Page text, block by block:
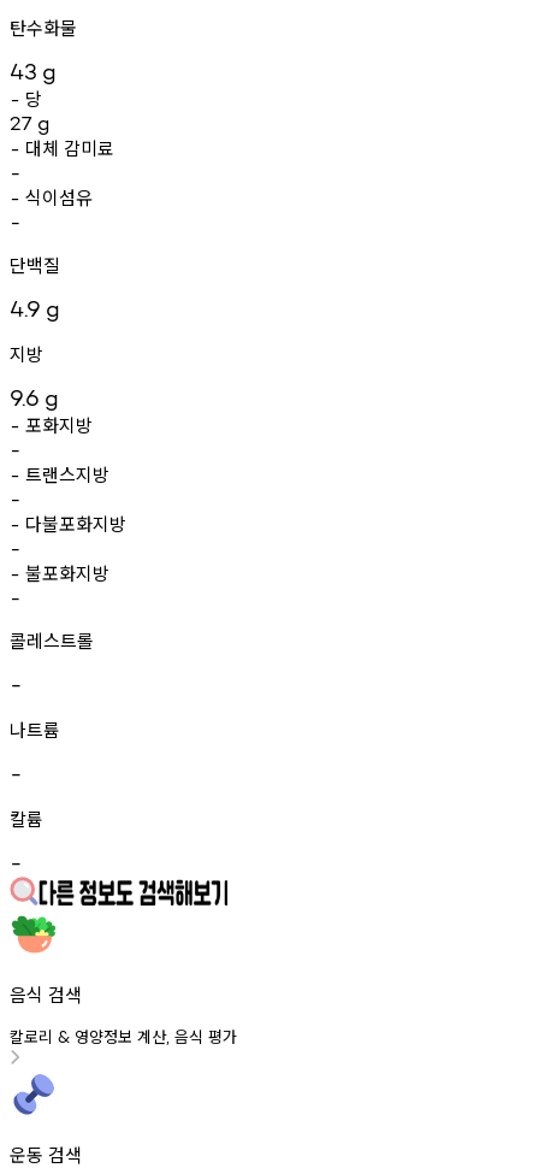
탄수화물
43 g
- 당
27 g
- 대체 감미료
-
- 식이섬유
-
단백질
4.9 g
지방
9.6 g
- 포화지방
-
- 트랜스지방
-
- 다불포화지방
-
- 불포화지방
-
콜레스트롤
-
나트륨
-
칼륨
-
음식 검색
칼로리 & 영양정보 계산, 음식 평가
운동 검색